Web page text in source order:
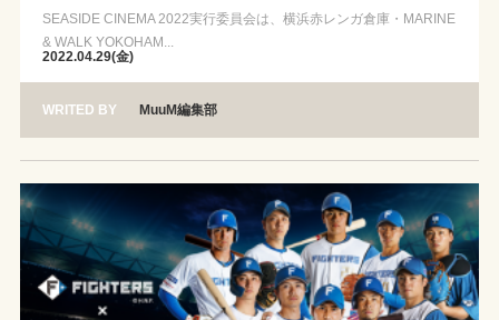
SEASIDE CINEMA 2022実行委員会は、横浜赤レンガ倉庫・MARINE
& WALK YOKOHAM...
2022.04.29(金)
WRITED BY MuuM編集部